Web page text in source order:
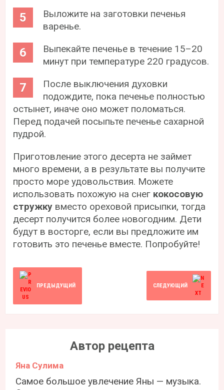
Выложите на заготовки печенья
варенье.
Выпекайте печенье в течение 15–20
минут при температуре 220 градусов.
После выключения духовки
подождите, пока печенье полностью
остынет, иначе оно может поломаться.
Перед подачей посыпьте печенье сахарной
пудрой.
Приготовление этого десерта не займет
много времени, а в результате вы получите
просто море удовольствия. Можете
использовать похожую на снег кокосовую
стружку вместо ореховой присыпки, тогда
десерт получится более новогодним. Дети
будут в восторге, если вы предложите им
готовить это печенье вместе. Попробуйте!
ПРЕДЫДУЩИЙ СЛЕДУЮЩИЙ
Автор рецепта
Яна Сулима
Самое большое увлечение Яны — музыка.